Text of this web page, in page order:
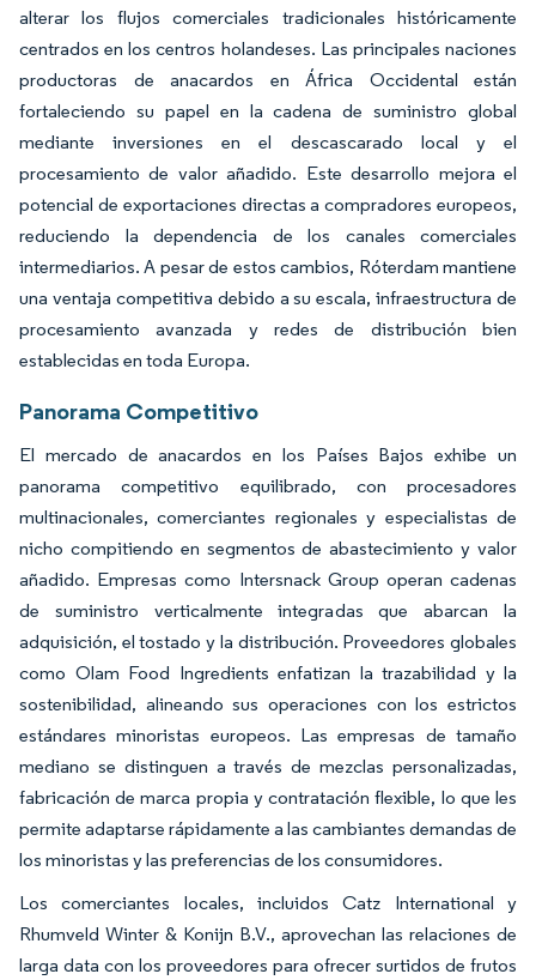
alterar los flujos comerciales tradicionales históricamente
centrados en los centros holandeses. Las principales naciones
productoras de anacardos en África Occidental están
fortaleciendo su papel en la cadena de suministro global
mediante inversiones en el descascarado local y el
procesamiento de valor añadido. Este desarrollo mejora el
potencial de exportaciones directas a compradores europeos,
reduciendo la dependencia de los canales comerciales
intermediarios. A pesar de estos cambios, Róterdam mantiene
una ventaja competitiva debido a su escala, infraestructura de
procesamiento avanzada y redes de distribución bien
establecidas en toda Europa.
Panorama Competitivo
El mercado de anacardos en los Países Bajos exhibe un
panorama competitivo equilibrado, con procesadores
multinacionales, comerciantes regionales y especialistas de
nicho compitiendo en segmentos de abastecimiento y valor
añadido. Empresas como Intersnack Group operan cadenas
de suministro verticalmente integradas que abarcan la
adquisición, el tostado y la distribución. Proveedores globales
como Olam Food Ingredients enfatizan la trazabilidad y la
sostenibilidad, alineando sus operaciones con los estrictos
estándares minoristas europeos. Las empresas de tamaño
mediano se distinguen a través de mezclas personalizadas,
fabricación de marca propia y contratación flexible, lo que les
permite adaptarse rápidamente a las cambiantes demandas de
los minoristas y las preferencias de los consumidores.
Los comerciantes locales, incluidos Catz International y
Rhumveld Winter & Konijn B.V., aprovechan las relaciones de
larga data con los proveedores para ofrecer surtidos de frutos